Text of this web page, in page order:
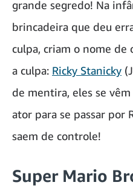
grande segredo! Na
brincadeira que deu
culpa, criam o nome de
a culpa: Ricky Stanicky
de mentira, eles se
ator para se passar por
saem de controle!
Super Mario